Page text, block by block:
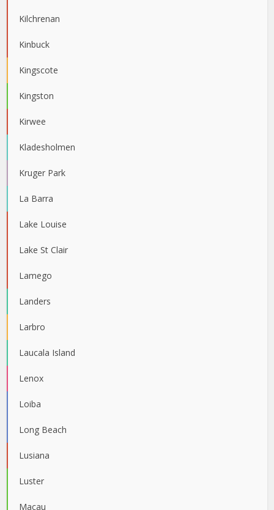
Kilchrenan
Kinbuck
Kingscote
Kingston
Kirwee
Kladesholmen
Kruger Park
La Barra
Lake Louise
Lake St Clair
Lamego
Landers
Larbro
Laucala Island
Lenox
Loiba
Long Beach
Lusiana
Luster
Macau